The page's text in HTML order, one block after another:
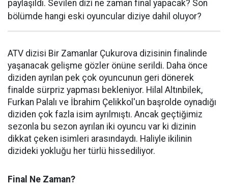
paylaşıldı. Sevilen dizi ne zaman final yapacak? Son
bölümde hangi eski oyuncular diziye dahil oluyor?
ATV dizisi Bir Zamanlar Çukurova dizisinin finalinde
yaşanacak gelişme gözler önüne serildi. Daha önce
diziden ayrılan pek çok oyuncunun geri dönerek
finalde sürpriz yapması bekleniyor. Hilal Altınbilek,
Furkan Palalı ve İbrahim Çelikkol'un başrolde oynadığı
diziden çok fazla isim ayrılmıştı. Ancak geçtiğimiz
sezonla bu sezon ayrılan iki oyuncu var ki dizinin
dikkat çeken isimleri arasındaydı. Haliyle ikilinin
dizideki yokluğu her türlü hissediliyor.
Final Ne Zaman?